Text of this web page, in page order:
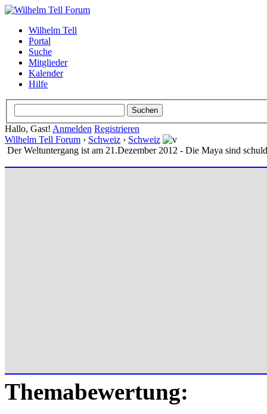
Wilhelm Tell
Portal
Suche
Mitglieder
Kalender
Hilfe
Hallo, Gast! Anmelden Registrieren
Wilhelm Tell Forum › Schweiz › Schweiz
Der Weltuntergang ist am 21.Dezember 2012 - Die Maya sind schuld
Themabewertung: